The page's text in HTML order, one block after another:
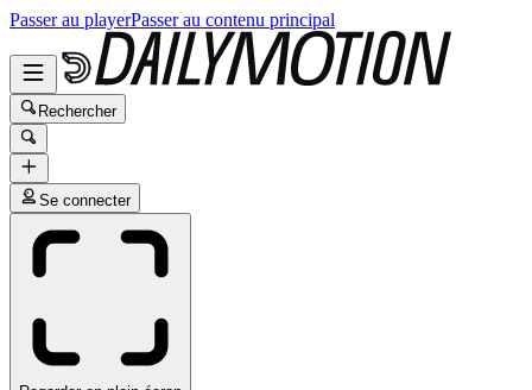
Passer au playerPasser au contenu principal
Rechercher
Se connecter